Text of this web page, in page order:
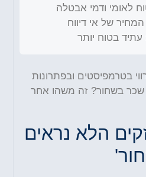
ודמי אבטלה
של אי דיווח
בטוח יותר
ובפתרונות
בשחור? זה משהו אחר
הלא נראים